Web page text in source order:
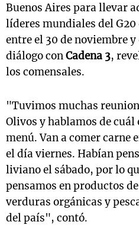
Buenos Aires para llevar
líderes mundiales del
entre el 30 de noviembre
diálogo conCadena 3,
los comensales.
"Tuvimos muchas
Olivos y hablamos de cuál
menú. Van a comer carne
el día viernes. Habían
liviano el sábado, por lo
pensamos en productos
verduras orgánicas y
del país", contó.